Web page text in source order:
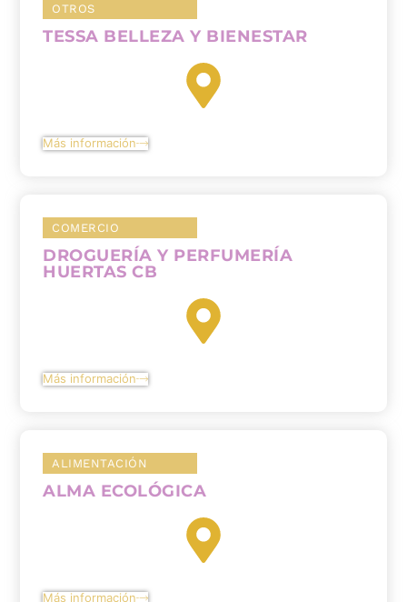
OTROS
TESSA BELLEZA Y BIENESTAR
Más información
COMERCIO
DROGUERÍA Y PERFUMERÍA
HUERTAS CB
Más información
ALIMENTACIÓN
ALMA ECOLÓGICA
Más información